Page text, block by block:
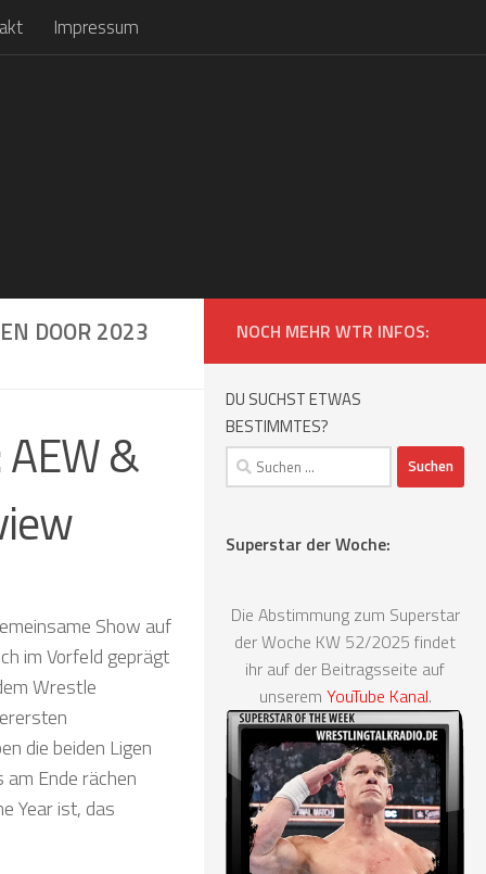
Impressum
DOOR 2023
&
Show auf
im Vorfeld geprägt
Wrestle
die beiden Ligen
Ende rächen
Year ist, das
NOCH MEHR WTR INFOS:
DU SUCHST ETWAS
BESTIMMTES?
Suchen
nach:
Superstar der Woche:
Die Abstimmung zum Superstar
der Woche KW 52/2025 findet
ihr auf der Beitragsseite auf
unserem YouTube Kanal.